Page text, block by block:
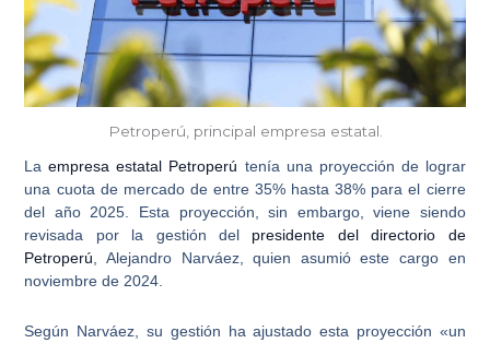
Petroperú, principal empresa estatal.
Laempresa estatal Petroperú tenía una proyección de lograr
una cuota de mercado de entre 35% hasta 38% para el cierre
del año 2025. Esta proyección, sin embargo, viene siendo
revisada por la gestión del presidente del directorio de
Petroperú , Alejandro Narváez, quien asumió este cargo en
noviembre de 2024.
Según Narváez, su gestión ha ajustado esta proyección «un